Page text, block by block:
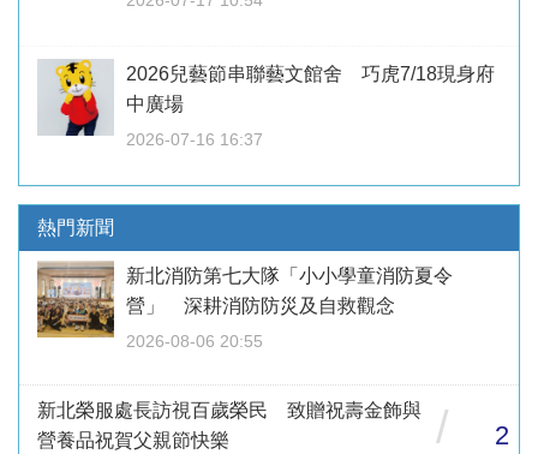
2026兒藝節串聯藝文館舍 巧虎7/18現身府
中廣場
2026-07-16 16:37
熱門新聞
新北消防第七大隊「小小學童消防夏令
營」 深耕消防防災及自救觀念
2026-08-06 20:55
新北榮服處長訪視百歲榮民 致贈祝壽金飾與
營養品祝賀父親節快樂
/ 2